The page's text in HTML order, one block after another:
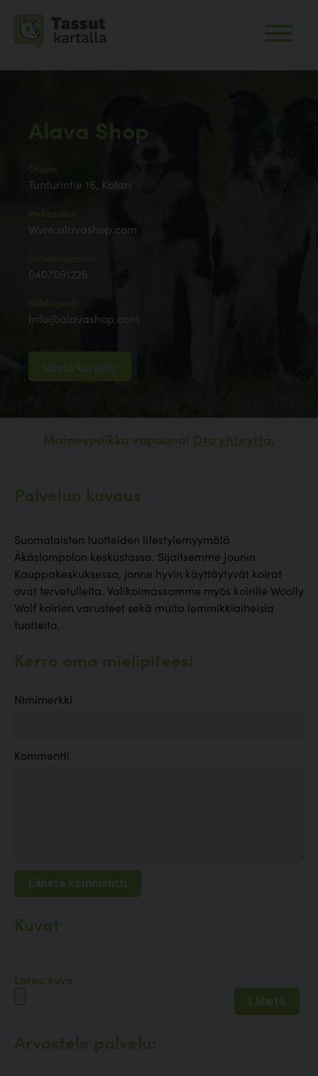
Alava Shop
Tunturintie 16, Kolari
Www.alavashop.com
0407091226
Info@alavashop.com
Näytä kartalla
Mainospaikka vapaana! Ota yhteyttä.
Palvelun kuvaus
Suomalaisten tuotteiden lifestylemyymälä
Äkäslompolon keskustassa. Sijaitsemme Jounin
Kauppakeskuksessa, jonne hyvin käyttäytyvät koirat
ovat tervetulleita. Valikoimassamme myös koirille Woolly
Wolf koirien varusteet sekä muita lemmikkiaiheisia
tuotteita.
Kerro oma mielipiteesi
Nimimerkki
Kommentti
Kuvat
Lataa kuva
Arvostele palvelu: